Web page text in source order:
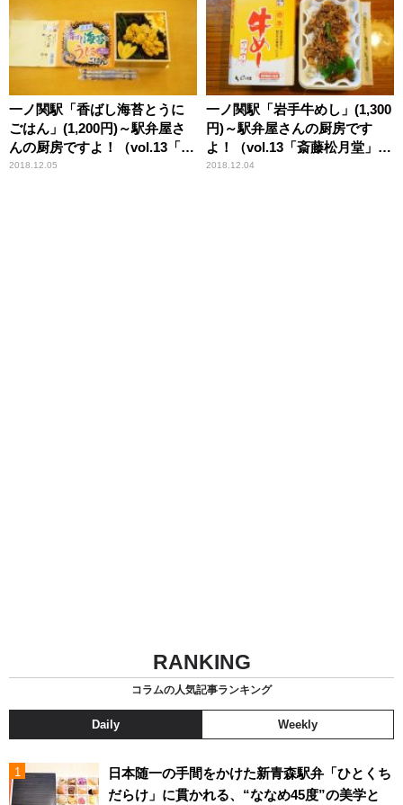
一ノ関駅「香ばし海苔とうに
ごはん」(1,200円)～駅弁屋さ
んの厨房ですよ！（vol.13「斎
藤松月堂」編(3)）
2018.12.05
一ノ関駅「岩手牛めし」(1,300
円)～駅弁屋さんの厨房です
よ！（vol.13「斎藤松月堂」編
(2)）
2018.12.04
RANKING
コラムの人気記事ランキング
Daily Weekly
日本随一の手間をかけた新青森駅弁「ひとくち
だらけ」に貫かれる、“ななめ45度”の美学と